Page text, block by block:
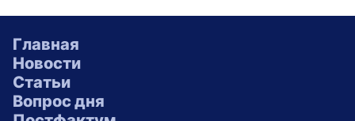
Главная
Новости
Статьи
Вопрос дня